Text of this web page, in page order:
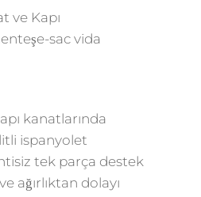
ve Kapı
sac vida
kanatlarında
ispanyolet
tek parça destek
ağırlıktan dolayı